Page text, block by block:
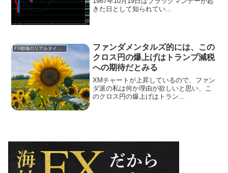
きた日として知られてい...
FX相場のリアルタイム情報
ファンダメンタルズ的には、この
クロス円の爆上げはトランプ減税
への期待だとみる
XMチャートが上昇しているので、ファン
ダ派の私は何か理由が欲しいと思い、こ
のクロス円の爆上げはトラン...